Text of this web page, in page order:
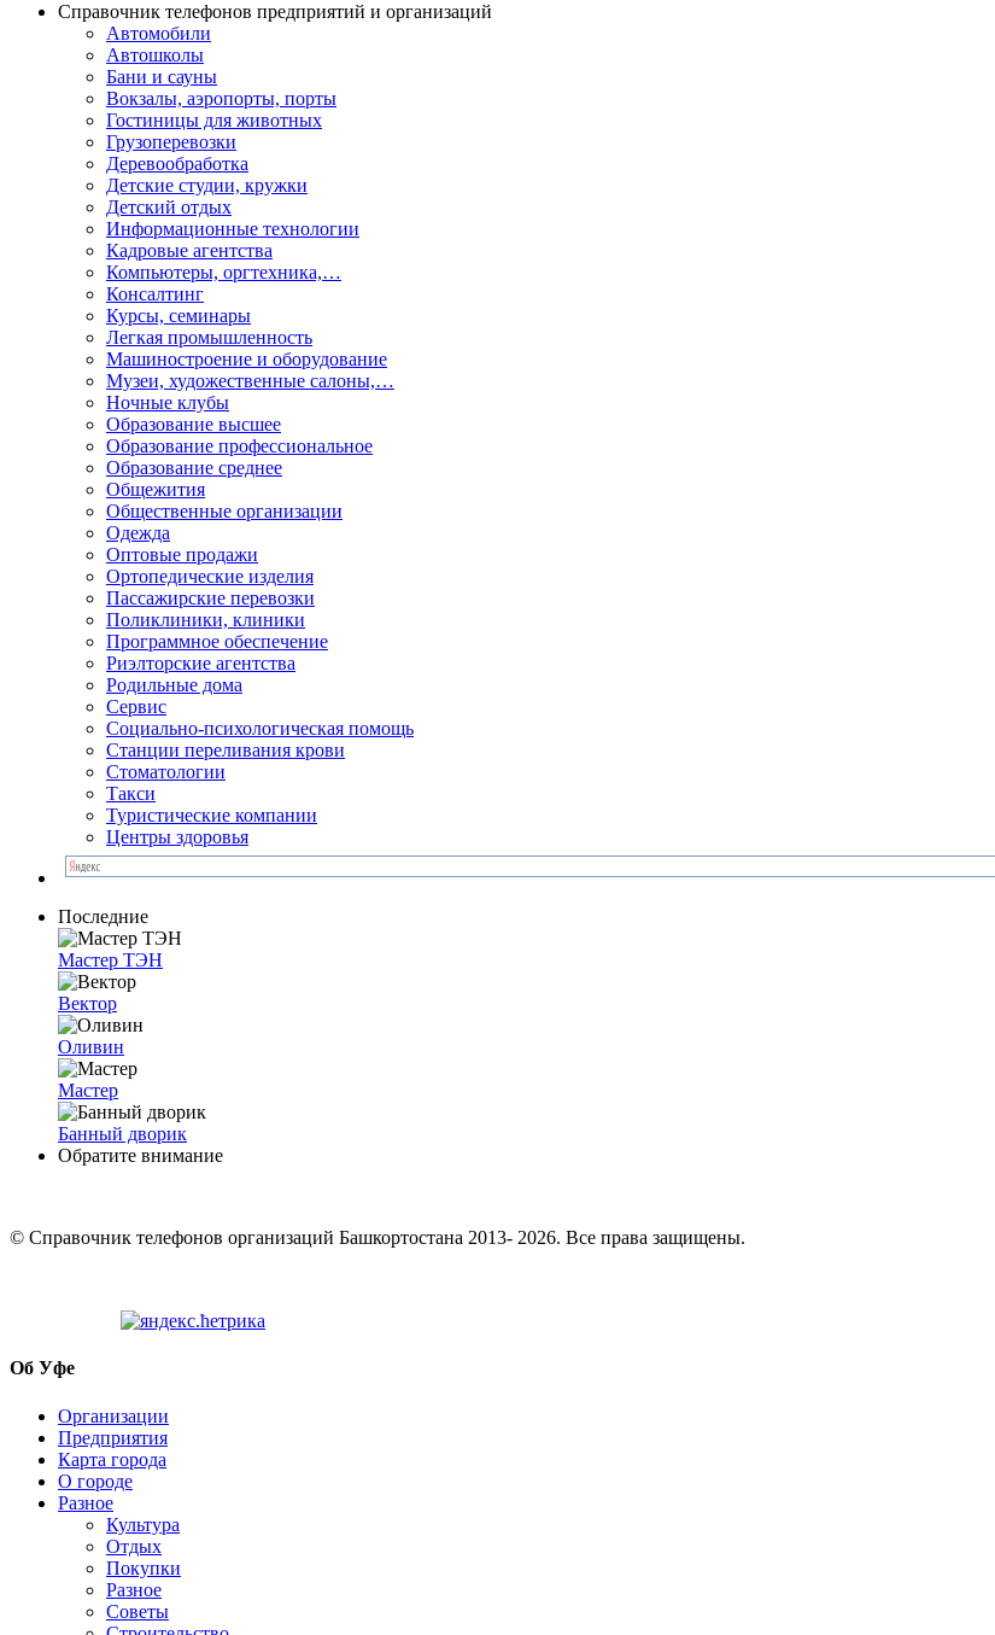
Справочник телефонов предприятий и организаций
Автомобили
Автошколы
Бани и сауны
Вокзалы, аэропорты, порты
Гостиницы для животных
Грузоперевозки
Деревообработка
Детские студии, кружки
Детский отдых
Информационные технологии
Кадровые агентства
Компьютеры, оргтехника,…
Консалтинг
Курсы, семинары
Легкая промышленность
Машиностроение и оборудование
Музеи, художественные салоны,…
Ночные клубы
Образование высшее
Образование профессиональное
Образование среднее
Общежития
Общественные организации
Одежда
Оптовые продажи
Ортопедические изделия
Пассажирские перевозки
Поликлиники, клиники
Программное обеспечение
Риэлторские агентства
Родильные дома
Сервис
Социально-психологическая помощь
Станции переливания крови
Стоматологии
Такси
Туристические компании
Центры здоровья
Последние
Мастер ТЭН
Вектор
Оливин
Мастер
Банный дворик
Обратите внимание
© Cправочник телефонов организаций Башкортостана 2013- 2026. Все права защищены.
Об Уфе
Организации
Предприятия
Карта города
О городе
Разное
Культура
Отдых
Покупки
Разное
Советы